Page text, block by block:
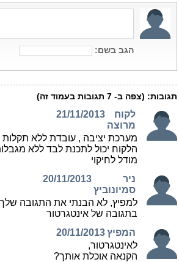
הגב בשם:
תגובות: (צפה ב- 7 תגובות בעמוד זה)
לקוח
מרוצה
21/11/2013
מערכת יציבה , עובדת ללא תקלות
הלקוח יכול לתכנת לבד ללא
מודל לחיקוי
ניר
סמיונוביץ
20/11/2013
למפיץ, לא הבנתי את התגובה
בתגובה של אינטגרטור
המפיץ20/11/2013
לאינטגרטור,
הקנאה אוכלת אותך?